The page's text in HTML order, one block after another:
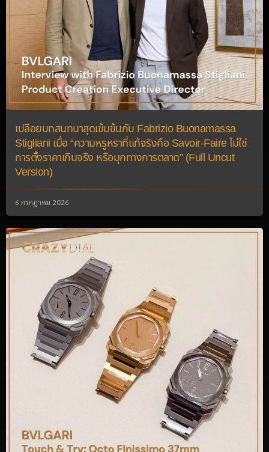
เปลือยบทสนทนาสุดเข้มข้นกับ Fabrizio Buonamassa
Stigliani เมื่อ “ความหรูหราที่แท้จริงคือ Savoir-Faire ไม่ใช่
การตั้งราคาเกินจริง หรือมุกทางการตลาด” (Full Uncut
Version)
6 กรกฎาคม 2026